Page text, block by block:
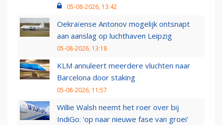
05-08-2026, 13:42
Oekraïense Antonov mogelijk ontsnapt
aan aanslag op luchthaven Leipzig
05-08-2026, 13:18
KLM annuleert meerdere vluchten naar
Barcelona door staking
05-08-2026, 11:57
Willie Walsh neemt het roer over bij
IndiGo: 'op naar nieuwe fase van groei'